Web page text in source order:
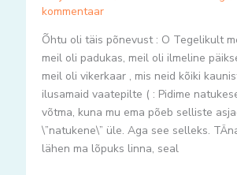
kommentaar
Õhtu oli täis põnevust : O Tegelikult
meil oli padukas, meil oli ilmeline
meil oli vikerkaar , mis neid kõiki
ilusamaid vaatepilte ( : Pidime
võtma, kuna mu ema põeb selliste
\”natukene\” üle. Aga see selleks.
lähen ma lõpuks linna, seal